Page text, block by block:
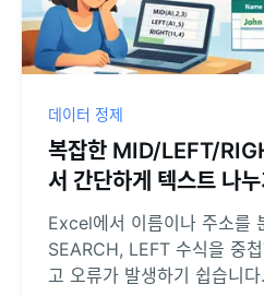
데이터 정제
복잡한 MID/LEFT/
서 간단하게 텍스트 나누
Excel에서 이름이나 주소를
SEARCH, LEFT 수식을 중
고 오류가 발생하기 쉽습니